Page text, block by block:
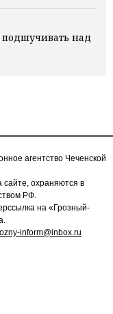
подшучивать над
агентство Чеченской
охраняются в
РФ.
на «Грозный-
inform@inbox.ru